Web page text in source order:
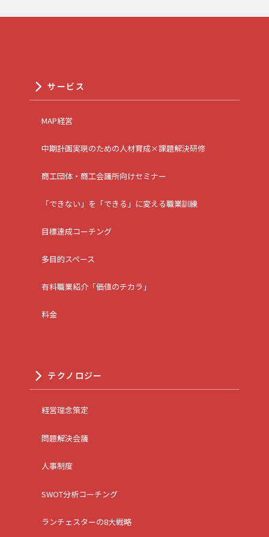
サービス
MAP経営
中期計画実現のための人材育成×課題解決研修
商工団体・商工会議所向けセミナー
「できない」を「できる」に変える職業訓練
目標達成コーチング
多目的スペース
有料職業紹介「価値のチカラ」
料金
テクノロジー
経営理念策定
問題解決会議
人事制度
SWOT分析コーチング
ランチェスターの8大戦略